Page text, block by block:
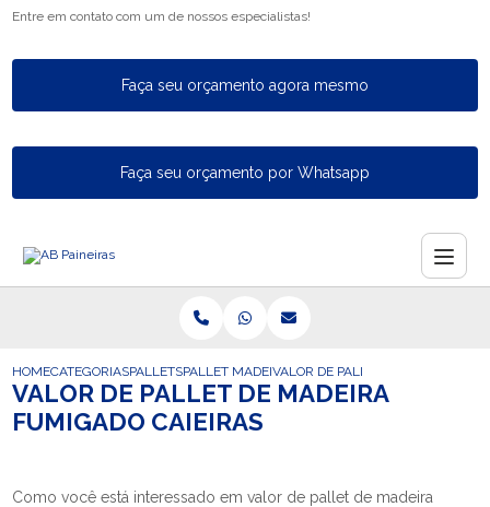
Entre em contato com um de nossos especialistas!
Faça seu orçamento agora mesmo
Faça seu orçamento por Whatsapp
HOMECATEGORIASPALLETSPALLET MADEIRA FECHADOVALOR DE PALLET DE MADEIRA
VALOR DE PALLET DE MADEIRA
FUMIGADO CAIEIRAS
Como você está interessado em valor de pallet de madeira